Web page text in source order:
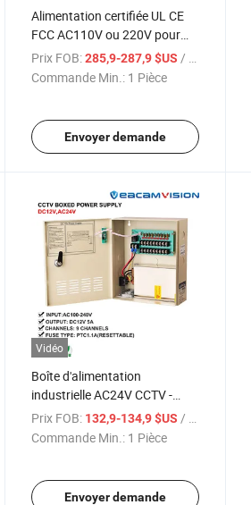
Alimentation certifiée UL CE
FCC AC110V ou 220V pour
systèmes de caméras de
sécurité DC12V 30A caméra
Prix FOB: 285,9-287,9 $US / Pièce
Commande Min.: 1 Pièce
Envoyer demande
Vidéo
Boîte d'alimentation
industrielle AC24V CCTV -
5A/10A Sortie pour 4 à 18
canaux de sécurité CCTV
Prix FOB: 132,9-134,9 $US / Pièce
Commande Min.: 1 Pièce
Envoyer demande